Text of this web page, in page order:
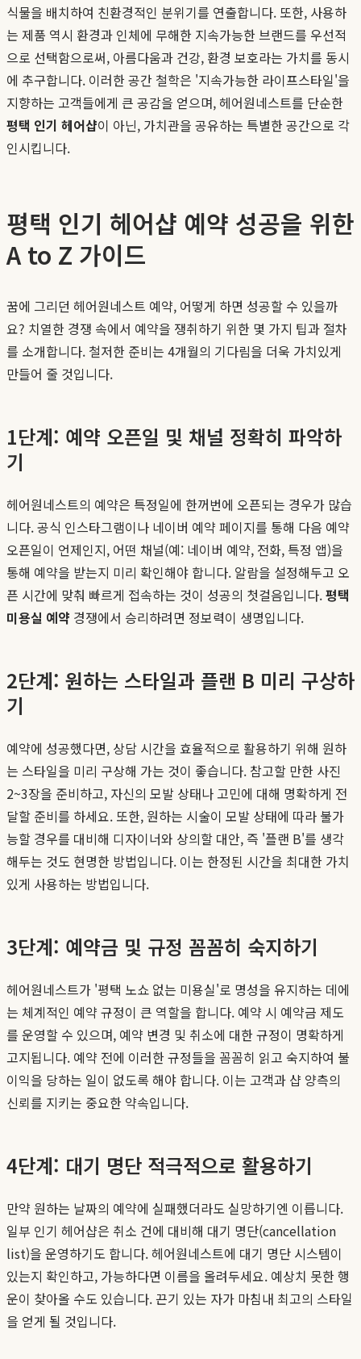
식물을 배치하여 친환경적인 분위기를 연출합니다. 또한, 사용하
는 제품 역시 환경과 인체에 무해한 지속가능한 브랜드를 우선적
으로 선택함으로써, 아름다움과 건강, 환경 보호라는 가치를 동시
에 추구합니다. 이러한 공간 철학은 '지속가능한 라이프스타일'을
지향하는 고객들에게 큰 공감을 얻으며, 헤어원네스트를 단순한
평택 인기 헤어샵이 아닌, 가치관을 공유하는 특별한 공간으로 각
인시킵니다.
평택 인기 헤어샵 예약 성공을 위한
A to Z 가이드
꿈에 그리던 헤어원네스트 예약, 어떻게 하면 성공할 수 있을까
요? 치열한 경쟁 속에서 예약을 쟁취하기 위한 몇 가지 팁과 절차
를 소개합니다. 철저한 준비는 4개월의 기다림을 더욱 가치있게
만들어 줄 것입니다.
1단계: 예약 오픈일 및 채널 정확히 파악하
기
헤어원네스트의 예약은 특정일에 한꺼번에 오픈되는 경우가 많습
니다. 공식 인스타그램이나 네이버 예약 페이지를 통해 다음 예약
오픈일이 언제인지, 어떤 채널(예: 네이버 예약, 전화, 특정 앱)을
통해 예약을 받는지 미리 확인해야 합니다. 알람을 설정해두고 오
픈 시간에 맞춰 빠르게 접속하는 것이 성공의 첫걸음입니다.평택
미용실 예약 경쟁에서 승리하려면 정보력이 생명입니다.
2단계: 원하는 스타일과 플랜 B 미리 구상하
기
예약에 성공했다면, 상담 시간을 효율적으로 활용하기 위해 원하
는 스타일을 미리 구상해 가는 것이 좋습니다. 참고할 만한 사진
2~3장을 준비하고, 자신의 모발 상태나 고민에 대해 명확하게 전
달할 준비를 하세요. 또한, 원하는 시술이 모발 상태에 따라 불가
능할 경우를 대비해 디자이너와 상의할 대안, 즉 '플랜 B'를 생각
해두는 것도 현명한 방법입니다. 이는 한정된 시간을 최대한 가치
있게 사용하는 방법입니다.
3단계: 예약금 및 규정 꼼꼼히 숙지하기
헤어원네스트가 '평택 노쇼 없는 미용실'로 명성을 유지하는 데에
는 체계적인 예약 규정이 큰 역할을 합니다. 예약 시 예약금 제도
를 운영할 수 있으며, 예약 변경 및 취소에 대한 규정이 명확하게
고지됩니다. 예약 전에 이러한 규정들을 꼼꼼히 읽고 숙지하여 불
이익을 당하는 일이 없도록 해야 합니다. 이는 고객과 샵 양측의
신뢰를 지키는 중요한 약속입니다.
4단계: 대기 명단 적극적으로 활용하기
만약 원하는 날짜의 예약에 실패했더라도 실망하기엔 이릅니다.
일부 인기 헤어샵은 취소 건에 대비해 대기 명단(cancellation
list)을 운영하기도 합니다. 헤어원네스트에 대기 명단 시스템이
있는지 확인하고, 가능하다면 이름을 올려두세요. 예상치 못한 행
운이 찾아올 수도 있습니다. 끈기 있는 자가 마침내 최고의 스타일
을 얻게 될 것입니다.